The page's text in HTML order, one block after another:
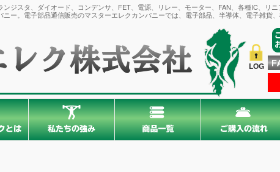
ジスタ、ダイオード、コンデンサ、FET、電源、リレー、モーター、FAN、各種IC、リ
ー。電子部品通信販売のマスターエレクカンパニーでは、電子部品、半導体、電子雑貨
LOG